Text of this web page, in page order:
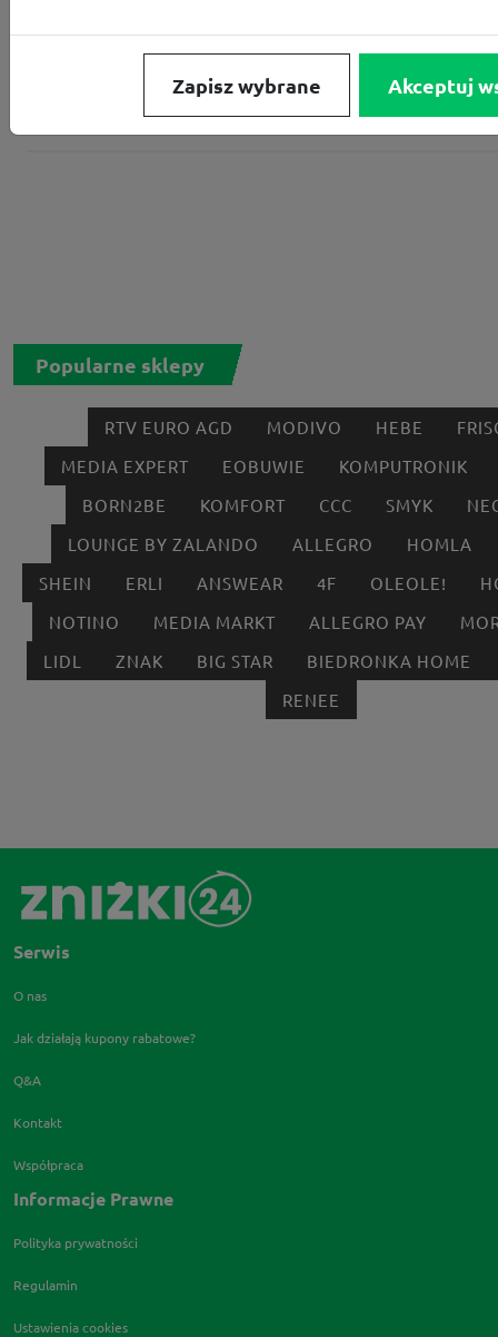
Popularne sklepy
RTV EURO AGD MODIVO HEBE
MEDIA EXPERT
EOBUWIE
KOMPUTRONIK
BORN2BE
KOMFORT CCC SMYK
LOUNGE BY ZALANDO
ALLEGRO
HOMLA
SHEIN
ERLI ANSWEAR 4F OLEOLE!
NOTINO
MEDIA MARKT ALLEGRO PAY
LIDL
ZNAK BIG STAR
BIEDRONKA HOME
RENEE
Serwis
O nas
Jak działają kupony rabatowe?
Q&A
Kontakt
Współpraca
Informacje Prawne
Polityka prywatności
Regulamin
Ustawienia cookies
Zapisz wybrane Akceptuj